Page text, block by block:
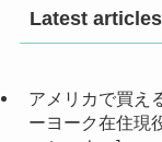
Latest articles
アメリカで買え
ーヨーク在住現